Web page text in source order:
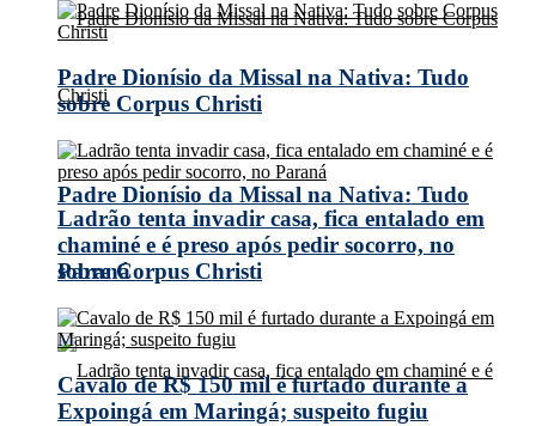
Padre Dionísio da Missal na Nativa: Tudo
sobre Corpus Christi
Padre Dionísio da Missal na Nativa: Tudo
sobre Corpus Christi
Ladrão tenta invadir casa, fica entalado em
chaminé e é preso após pedir socorro, no
Paraná
Cavalo de R$ 150 mil é furtado durante a
Expoingá em Maringá; suspeito fugiu